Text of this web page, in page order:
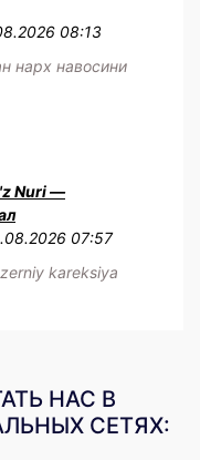
08:13
нарх навосини
Nuri —
07:57
kareksiya
НАС В
СЕТЯХ: